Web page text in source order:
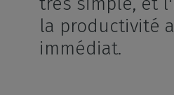
la productivité
immédiat.